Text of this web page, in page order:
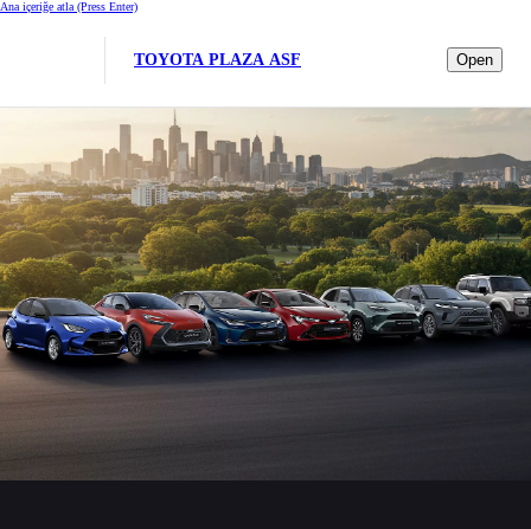
Ana içeriğe atla (Press Enter)
TOYOTA PLAZA ASF Open